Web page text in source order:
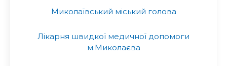
Миколаївський міський голова
Лікарня швидкої медичної допомоги
м.Миколаєва